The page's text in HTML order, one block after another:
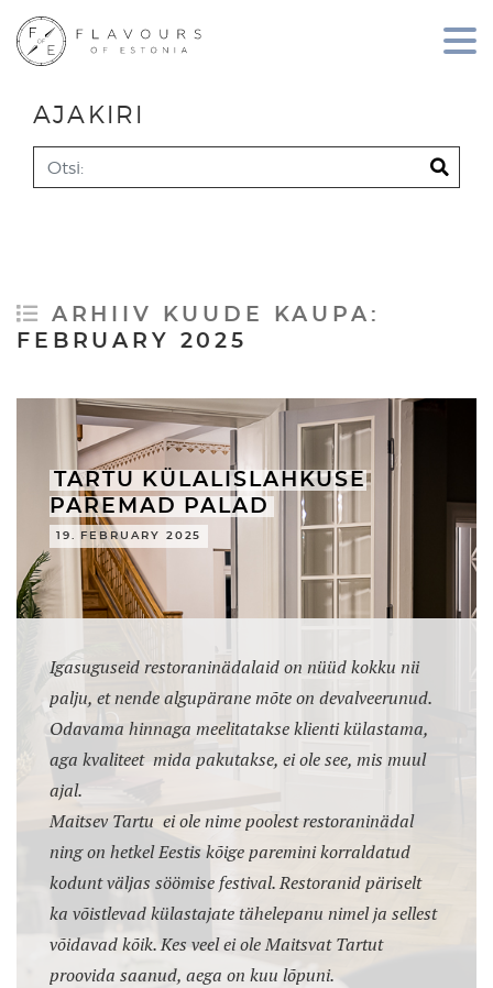
AJAKIRI
Search
ARHIIV KUUDE KAUPA:
FEBRUARY 2025
TARTU KÜLALISLAHKUSE
PAREMAD PALAD
19. FEBRUARY 2025
Igasuguseid restoraninädalaid on nüüd kokku nii
palju, et nende algupärane mõte on devalveerunud.
Odavama hinnaga meelitatakse klienti külastama,
aga kvaliteet mida pakutakse, ei ole see, mis muul
ajal.
Maitsev Tartu ei ole nime poolest restoraninädal
ning on hetkel Eestis kõige paremini korraldatud
kodunt väljas söömise festival. Restoranid päriselt
ka võistlevad külastajate tähelepanu nimel ja sellest
võidavad kõik. Kes veel ei ole Maitsvat Tartut
proovida saanud, aega on kuu lõpuni.